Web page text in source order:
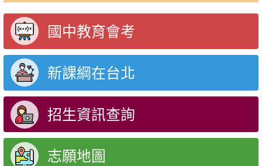
國中教育會考
新課綱在台北
招生資訊查詢
志願地圖